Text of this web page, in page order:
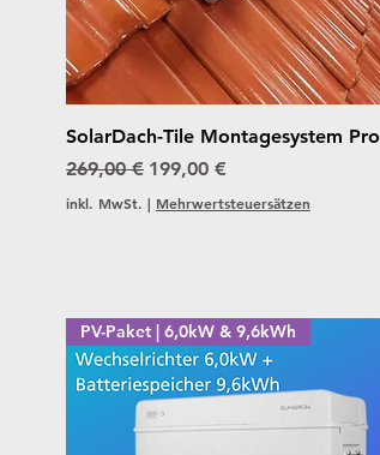
Schnellansicht
SolarDach-Tile Montagesystem Pro
Standardpreis
269,00 € Sale-Preis
199,00 €
inkl. MwSt. | Mehrwertsteuersätzen
PV-Paket | 6,0kW & 9,6kWh